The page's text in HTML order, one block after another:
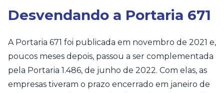
Desvendando a Portaria 671
A Portaria 671 foi publicada em novembro de 2021 e,
poucos meses depois, passou a ser complementada
pela Portaria 1.486, de junho de 2022. Com elas, as
empresas tiveram o prazo encerrado em janeiro de